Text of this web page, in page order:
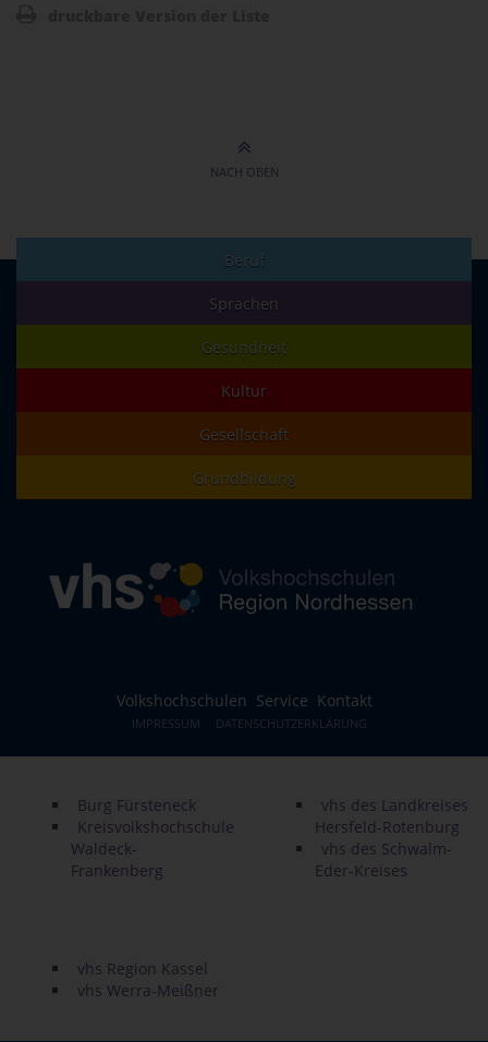
NACH OBEN
Beruf
Sprachen
Gesundheit
Kultur
Gesellschaft
Grundbildung
Volkshochschulen Service Kontakt
IMPRESSUM DATENSCHUTZERKLÄRUNG
Burg Fürsteneck
Kreisvolkshochschule
Waldeck-
Frankenberg
vhs des Landkreises
Hersfeld-Rotenburg
vhs des Schwalm-
Eder-Kreises
vhs Region Kassel
vhs Werra-Meißner